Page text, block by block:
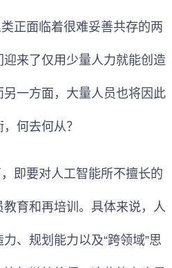
正面临着很难妥善共存的两
来了仅用少量人力就能创造
另一方面，大量人员也将因此
何去何从？
即要对人工智能所不擅长的
育和再培训。具体来说，人
、规划能力以及“跨领域”思